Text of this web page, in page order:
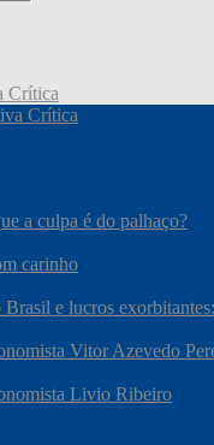
Crítica
a culpa é do palhaço?
carinho
e lucros
Vitor Azevedo
Livio Ribeiro